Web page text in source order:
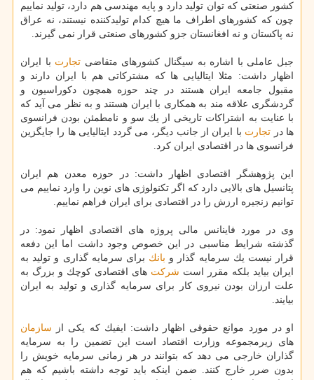
كشور صنعتی كه توان تولید دارد و پایه مهندسی هم دارد، تولید نماییم
چون كه كشورهای اطراف ما هیچ كدام تولیدكننده نیستند، نه عراق
نه پاكستان و نه افغانستان جزو كشورهای صنعتی قرار نمی گیرند.
جبل عاملی با اشاره به سیگنال كشورهای متقاضی تجارت با ایران
اظهار داشت: مثلا ایتالیایی ها كه مشتركاتی هم با ایران دارند و
مقبول جامعه ایران هستند در چند حوزه همچون دكوراسیون و
گردشگری علاقه مند به همكاری با ایران هستند و به نظر می آید كه
با عنایت به اشتراكات تاریخی از یك سو و نامطمئن بودن فرانسوی
ها در تجارت با ایران از جانب دیگر، می گردد ایتالیایی ها را جایگزین
فرانسوی ها در اقتصادی ایران كرد.
این پژوهشگر اقتصادی اظهار داشت: در حوزه معدن هم ایران
پتانسیل های بالایی دارد كه اگر تكنولوژی های نوین را وارد نماییم می
توانیم زنجیره ارزش را در اقتصادی برای ایران فراهم نماییم.
وی در مورد فاینانس مالی پروژه های اقتصادی اظهار نمود: در
گذشته شرایط مناسبی در این خصوص وجود داشت اما این دفعه
قرار نیست یك سرمایه گذار و بانك برای سرمایه گذاری و تولید به
ایران بیاید بلكه مقرر است شركت های اقتصادی كوچك و بزرگ به
علت ارزان بودن نیروی كار برای سرمایه گذاری و تولید به ایران
بیایند.
او در مورد موانع حقوقی اظهار داشت: ایفیك كه یكی از سازمان
های زیرمجموعه وزارت اقتصاد است این تضمین را به سرمایه
گذاران خارجی می دهد كه بتوانند در هر زمانی سرمایه خویش را
بدون ضرر خارج كنند. ضمن اینكه باید توجه داشته باشیم كه هم